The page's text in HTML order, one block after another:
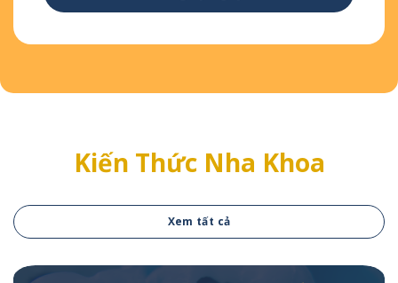
Kiến Thức Nha Khoa
Xem tất cả